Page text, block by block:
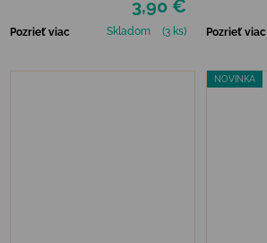
3,90 €
Pozrieť viac Skladom (3 ks) Pozrieť viac
NOVINKA